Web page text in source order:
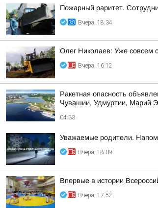
Пожарный раритет.
Вчера, 18:34
Олег Николаев: Уже совсем
Вчера, 16:12
Ракетная опасность
Чувашии, Удмуртии, Марий
04:33
Уважаемые родители.
Вчера, 18:09
Впервые в истории
Вчера, 17:52